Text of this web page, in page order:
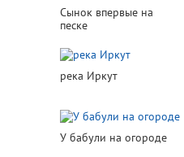
Сынок впервые на
песке
река Иркут
У бабули на огороде